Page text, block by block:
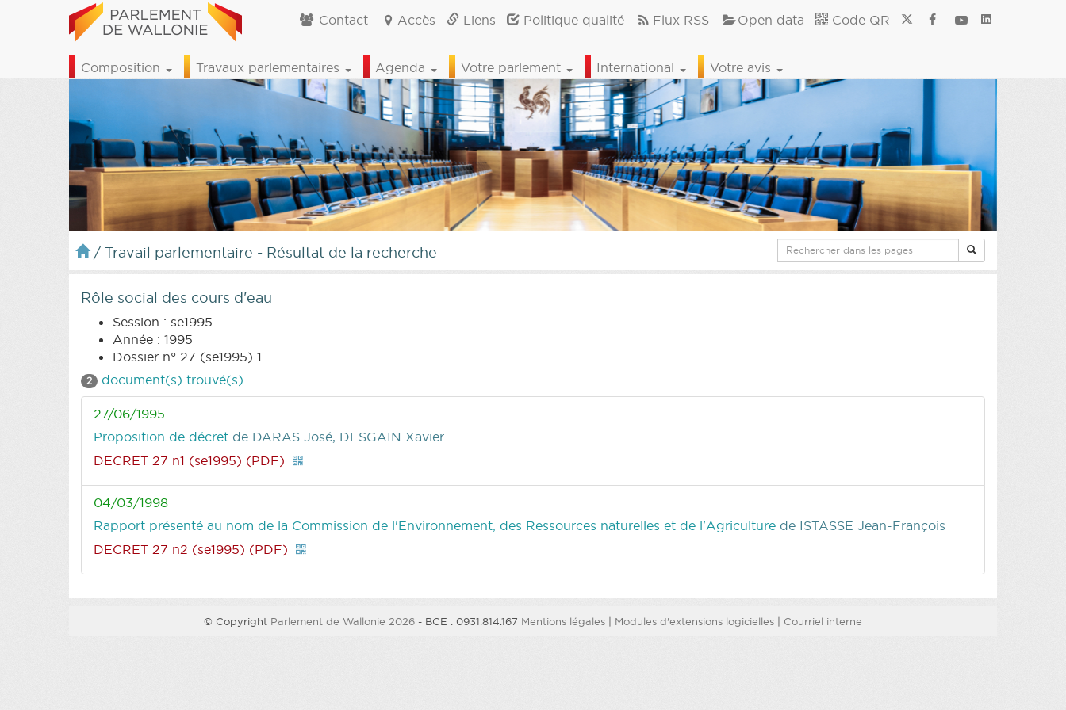
Contact Accès Liens Politique qualité Flux RSS Open data Code QR
Composition Travaux parlementaires Agenda Votre parlement International Votre avis
/ Travail parlementaire - Résultat de la recherche
Rôle social des cours d'eau
Session : se1995
Année : 1995
Dossier n° 27 (se1995) 1
2 document(s) trouvé(s).
27/06/1995
Proposition de décret de DARAS José, DESGAIN Xavier
DECRET 27 n1 (se1995) (PDF)
04/03/1998
Rapport présenté au nom de la Commission de l'Environnement, des Ressources naturelles et de l'Agriculture de ISTASSE Jean-François
DECRET 27 n2 (se1995) (PDF)
© Copyright Parlement de Wallonie 2026 - BCE : 0931.814.167 Mentions légales | Modules d'extensions logicielles | Courriel interne